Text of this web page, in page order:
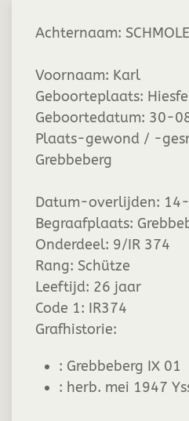
Achternaam:
Voornaam: Karl
Geboorteplaats:
Geboortedatum: 30-
Plaats-gewond / -
Grebbeberg
Datum-overlijden:
Begraafplaats:
Onderdeel: 9/IR 374
Rang: Schütze
Leeftijd: 26 jaar
Code 1: IR374
Grafhistorie:
: Grebbeberg IX 01
: herb. mei 1947